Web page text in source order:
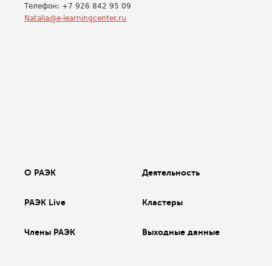
Телефон: +7 926 842 95 09
Natalia@e-learningcenter.ru
О РАЭК Деятельность
РАЭК Live Кластеры
Члены РАЭК Выходные данные